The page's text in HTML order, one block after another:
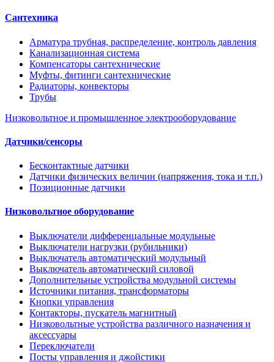
Сантехника
Арматура трубная, распределение, контроль давления
Канализационная система
Компенсаторы сантехнические
Муфты, фитинги сантехнические
Радиаторы, конвекторы
Трубы
Низковольтное и промышленное электрооборудование
Датчики/сенсоры
Бесконтактные датчики
Датчики физических величин (напряжения, тока и т.п.)
Позиционные датчики
Низковольтное оборудование
Выключатели дифференцальные модульные
Выключатели нагрузки (рубильники)
Выключатель автоматический модульный
Выключатель автоматический силовой
Дополнительные устройства модульной системы
Источники питания, трансформаторы
Кнопки управления
Контакторы, пускатель магнитный
Низковольтные устройства различного назначения и
аксессуары
Переключатели
Посты управления и джойстики